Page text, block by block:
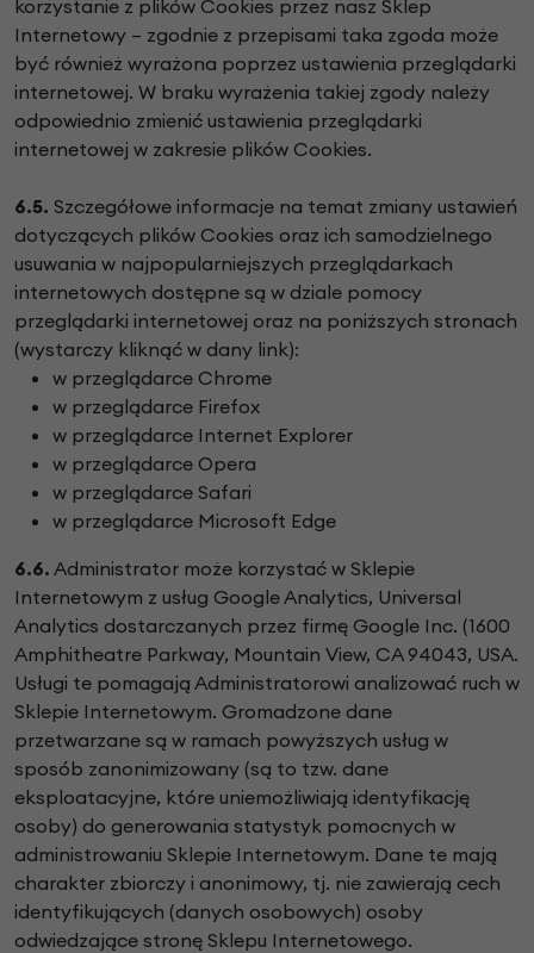
korzystanie z plików Cookies przez nasz Sklep
Internetowy – zgodnie z przepisami taka zgoda może
być również wyrażona poprzez ustawienia przeglądarki
internetowej. W braku wyrażenia takiej zgody należy
odpowiednio zmienić ustawienia przeglądarki
internetowej w zakresie plików Cookies.
6.5. Szczegółowe informacje na temat zmiany ustawień
dotyczących plików Cookies oraz ich samodzielnego
usuwania w najpopularniejszych przeglądarkach
internetowych dostępne są w dziale pomocy
przeglądarki internetowej oraz na poniższych stronach
(wystarczy kliknąć w dany link):
w przeglądarce Chrome
w przeglądarce Firefox
w przeglądarce Internet Explorer
w przeglądarce Opera
w przeglądarce Safari
w przeglądarce Microsoft Edge
6.6. Administrator może korzystać w Sklepie
Internetowym z usług Google Analytics, Universal
Analytics dostarczanych przez firmę Google Inc. (1600
Amphitheatre Parkway, Mountain View, CA 94043, USA.
Usługi te pomagają Administratorowi analizować ruch w
Sklepie Internetowym. Gromadzone dane
przetwarzane są w ramach powyższych usług w
sposób zanonimizowany (są to tzw. dane
eksploatacyjne, które uniemożliwiają identyfikację
osoby) do generowania statystyk pomocnych w
administrowaniu Sklepie Internetowym. Dane te mają
charakter zbiorczy i anonimowy, tj. nie zawierają cech
identyfikujących (danych osobowych) osoby
odwiedzające stronę Sklepu Internetowego.